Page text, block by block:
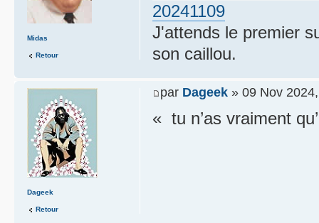
20241109
J'attends le premier
son caillou.
Midas
Retour
par Dageek » 09 Nov
« tu n’as vraiment
Dageek
Retour